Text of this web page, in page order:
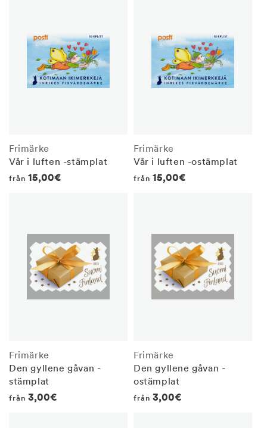
Frimärke
Vår i luften -stämplat
Regular
från 15,00€
Frimärke
Vår i luften -ostämplat
Regular
från 15,00€
Frimärke
Den gyllene gåvan -
stämplat
Regular
från 3,00€
Frimärke
Den gyllene gåvan -
ostämplat
Regular
från 3,00€